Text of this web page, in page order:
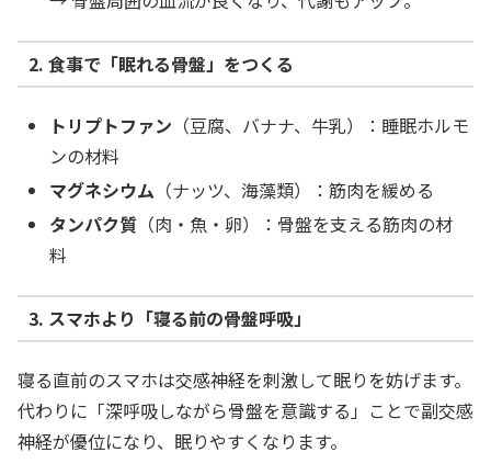
2. 食事で「眠れる骨盤」をつくる
トリプトファン （豆腐、バナナ、牛乳）：睡眠ホルモ
ンの材料
マグネシウム （ナッツ、海藻類）：筋肉を緩める
タンパク質 （肉・魚・卵）：骨盤を支える筋肉の材
料
3. スマホより「寝る前の骨盤呼吸」
寝る直前のスマホは交感神経を刺激して眠りを妨げます。
代わりに「深呼吸しながら骨盤を意識する」ことで副交感
神経が優位になり、眠りやすくなります。